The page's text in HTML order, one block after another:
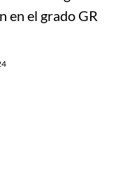
en el grado GR